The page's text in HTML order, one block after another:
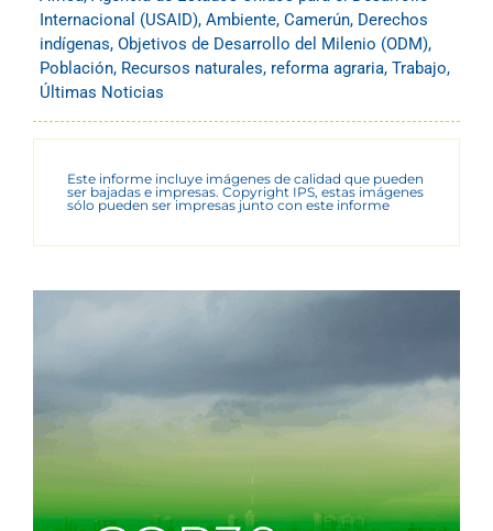
Internacional (USAID), Ambiente, Camerún, Derechos
indígenas, Objetivos de Desarrollo del Milenio (ODM),
Población, Recursos naturales, reforma agraria, Trabajo,
Últimas Noticias
Este informe incluye imágenes de calidad que pueden
ser bajadas e impresas. Copyright IPS, estas imágenes
sólo pueden ser impresas junto con este informe